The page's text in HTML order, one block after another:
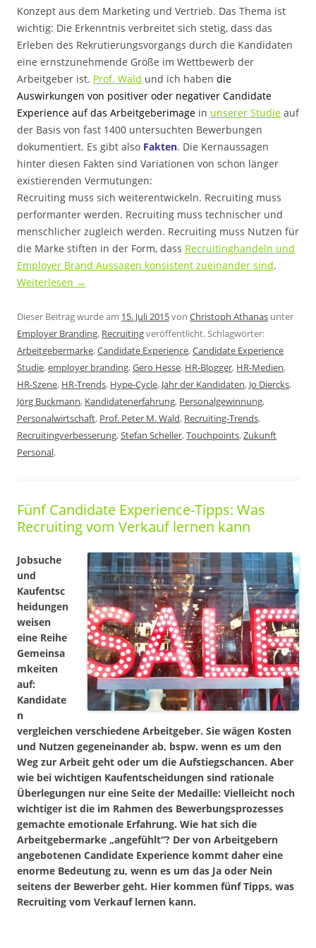
Konzept aus dem Marketing und Vertrieb. Das Thema ist
wichtig: Die Erkenntnis verbreitet sich stetig, dass das
Erleben des Rekrutierungsvorgangs durch die Kandidaten
eine ernstzunehmende Größe im Wettbewerb der
Arbeitgeber ist. Prof. Wald und ich haben die
Auswirkungen von positiver oder negativer Candidate
Experience auf das Arbeitgeberimage in unserer Studie auf
der Basis von fast 1400 untersuchten Bewerbungen
dokumentiert. Es gibt also Fakten. Die Kernaussagen
hinter diesen Fakten sind Variationen von schon länger
existierenden Vermutungen:
Recruiting muss sich weiterentwickeln. Recruiting muss
performanter werden. Recruiting muss technischer und
menschlicher zugleich werden. Recruiting muss Nutzen für
die Marke stiften in der Form, dass Recruitinghandeln und
Employer Brand Aussagen konsistent zueinander sind.
Weiterlesen →
Dieser Beitrag wurde am 15. Juli 2015von Christoph Athanas unter
Employer Branding, Recruitingveröffentlicht. Schlagwörter:
Arbeitgebermarke,Candidate Experience,Candidate Experience
Studie,employer branding,Gero Hesse, HR-Blogger, HR-Medien,
HR-Szene, HR-Trends, Hype-Cycle, Jahr der Kandidaten, Jo Diercks,
Jörg Buckmann, Kandidatenerfahrung, Personalgewinnung,
Personalwirtschaft, Prof. Peter M. Wald, Recruiting-Trends,
Recruitingverbesserung,Stefan Scheller,Touchpoints,Zukunft
Personal.
Fünf Candidate Experience-Tipps: Was
Recruiting vom Verkauf lernen kann
Jobsuche
und
Kaufentsc
heidungen
weisen
eine Reihe
Gemeinsa
mkeiten
auf:
Kandidate
n
vergleichen verschiedene Arbeitgeber. Sie wägen Kosten
und Nutzen gegeneinander ab, bspw. wenn es um den
Weg zur Arbeit geht oder um die Aufstiegschancen. Aber
wie bei wichtigen Kaufentscheidungen sind rationale
Überlegungen nur eine Seite der Medaille: Vielleicht noch
wichtiger ist die im Rahmen des Bewerbungsprozesses
gemachte emotionale Erfahrung. Wie hat sich die
Arbeitgebermarke „angefühlt“? Der von Arbeitgebern
angebotenen Candidate Experience kommt daher eine
enorme Bedeutung zu, wenn es um das Ja oder Nein
seitens der Bewerber geht. Hier kommen fünf Tipps, was
Recruiting vom Verkauf lernen kann.